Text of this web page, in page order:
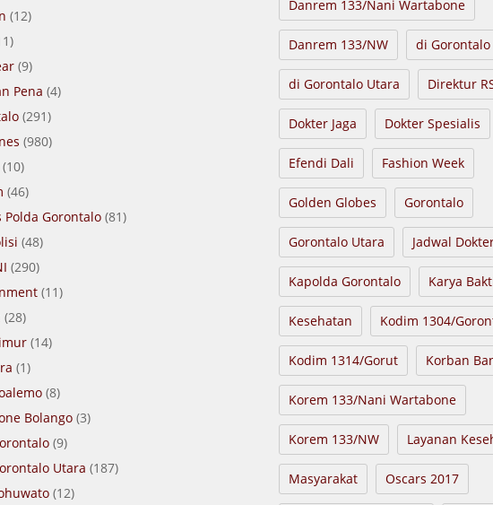
(12)
(9)
Pena (4)
(291)
(980)
(10)
(46)
Polda Gorontalo(81)
(48)
(290)
(11)
(28)
(14)
(1)
(8)
Bolango(3)
(9)
Utara (187)
(12)
Danrem 133/Nani Wartabone
Danrem 133/NW di Gorontalo
di Gorontalo Utara Direktur
Dokter Jaga Dokter Spesialis
Efendi Dali Fashion Week
Golden Globes Gorontalo
Gorontalo Utara Jadwal
Kapolda Gorontalo Karya
Kesehatan Kodim 1304/
Kodim 1314/Gorut Korban
Korem 133/Nani Wartabone
Korem 133/NW Layanan
Masyarakat Oscars 2017